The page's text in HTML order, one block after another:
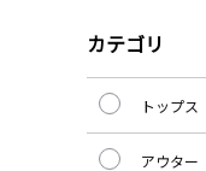
カテゴリ
トップス
アウター